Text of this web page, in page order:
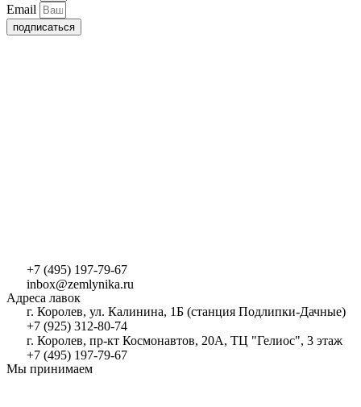
Email
подписаться
+7 (495) 197-79-67
inbox@zemlynika.ru
Адреса лавок
г. Королев, ул. Калинина, 1Б (станция Подлипки-Дачные)
+7 (925) 312-80-74
г. Королев, пр-кт Космонавтов, 20А, ТЦ "Гелиос", 3 этаж
+7 (495) 197-79-67
Мы принимаем